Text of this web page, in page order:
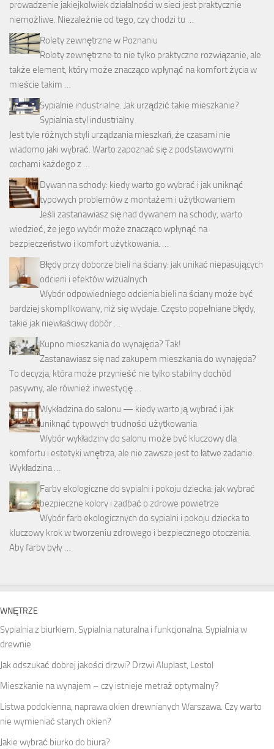
prowadzenie jakiejkolwiek działalności w sieci jest praktycznie
niemożliwe. Niezależnie od tego, czy chodzi tu …
Rolety zewnętrzne w Poznaniu
Rolety zewnętrzne to nie tylko praktyczne rozwiązanie, ale
także element, który może znacząco wpłynąć na komfort życia w
mieście takim …
Sypialnie industrialne. Jak urządzić takie mieszkanie?
Sypialnia styl industrialny
Jest tyle różnych styli urządzania mieszkań, że czasami nie
wiadomo jaki wybrać. Warto zapoznać się z podstawowymi
cechami każdego z …
Dywan na schody: kiedy warto go wybrać i jak uniknąć
typowych problemów z montażem i użytkowaniem
Jeśli zastanawiasz się nad dywanem na schody, warto
wiedzieć, że jego wybór może znacząco wpłynąć na
bezpieczeństwo i komfort użytkowania. …
Błędy przy doborze bieli na ściany: jak unikać niepasujących
odcieni i efektów wizualnych
Wybór odpowiedniego odcienia bieli na ściany może być
bardziej skomplikowany, niż się wydaje. Często popełniane błędy,
takie jak niewłaściwy dobór …
Kupno mieszkania do wynajęcia? Tak!
Zastanawiasz się nad zakupem mieszkania do wynajęcia?
To decyzja, która może przynieść nie tylko stabilny dochód
pasywny, ale również inwestycję …
Wykładzina do salonu — kiedy warto ją wybrać i jak
uniknąć typowych trudności użytkowania
Wybór wykładziny do salonu może być kluczowy dla
komfortu i estetyki wnętrza, ale nie zawsze jest to łatwe zadanie.
Wykładzina …
Farby ekologiczne do sypialni i pokoju dziecka: jak wybrać
bezpieczne kolory i zadbać o zdrowe powietrze
Wybór farb ekologicznych do sypialni i pokoju dziecka to
kluczowy krok w tworzeniu zdrowego i bezpiecznego otoczenia.
Aby farby były …
WNĘTRZE
Sypialnia z biurkiem. Sypialnia naturalna i funkcjonalna. Sypialnia w
drewnie
Jak odszukać dobrej jakości drzwi? Drzwi Aluplast, Lestol
Mieszkanie na wynajem – czy istnieje metraż optymalny?
Listwa podokienna, naprawa okien drewnianych Warszawa. Czy warto
nie wymieniać starych okien?
Jakie wybrać biurko do biura?